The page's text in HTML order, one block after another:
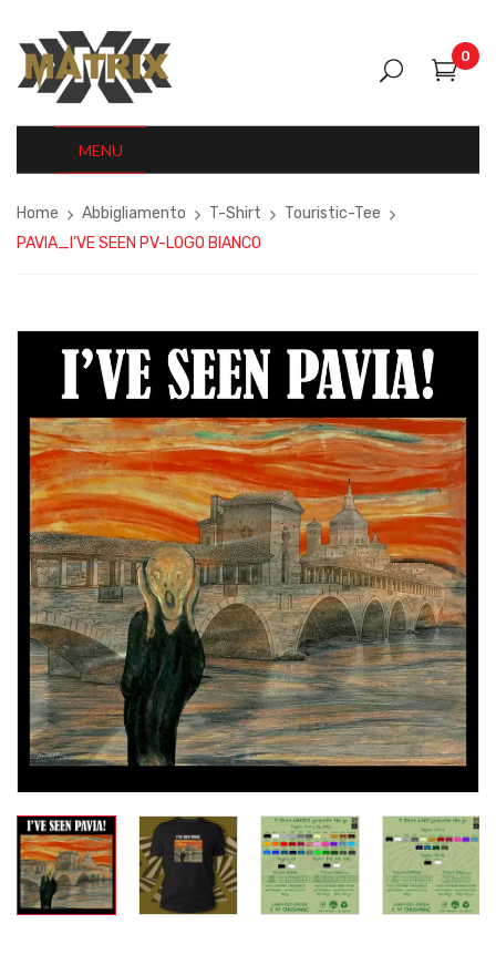
0
MENU
Home Abbigliamento T-Shirt
Touristic-Tee
PAVIA_I’VE SEEN PV-LOGO BIANCO